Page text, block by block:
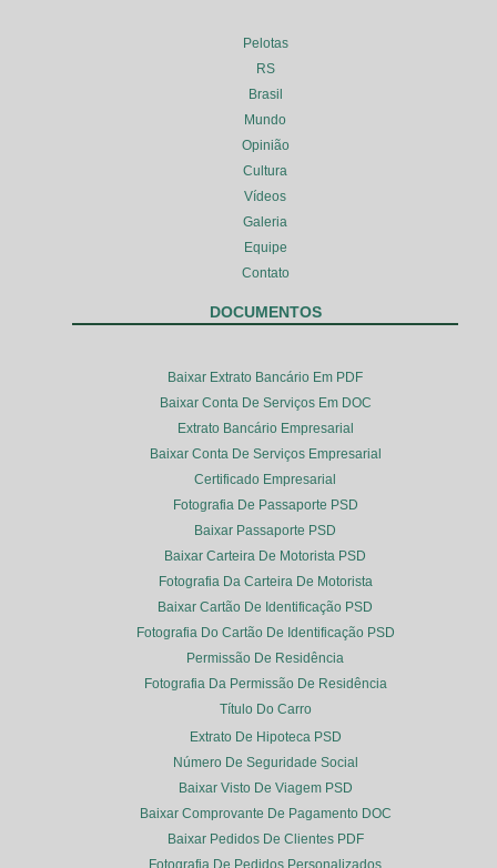
Pelotas
RS
Brasil
Mundo
Opinião
Cultura
Vídeos
Galeria
Equipe
Contato
DOCUMENTOS
Baixar Extrato Bancário Em PDF
Baixar Conta De Serviços Em DOC
Extrato Bancário Empresarial
Baixar Conta De Serviços Empresarial
Certificado Empresarial
Fotografia De Passaporte PSD
Baixar Passaporte PSD
Baixar Carteira De Motorista PSD
Fotografia Da Carteira De Motorista
Baixar Cartão De Identificação PSD
Fotografia Do Cartão De Identificação PSD
Permissão De Residência
Fotografia Da Permissão De Residência
Título Do Carro
Extrato De Hipoteca PSD
Número De Seguridade Social
Baixar Visto De Viagem PSD
Baixar Comprovante De Pagamento DOC
Baixar Pedidos De Clientes PDF
Fotografia De Pedidos Personalizados